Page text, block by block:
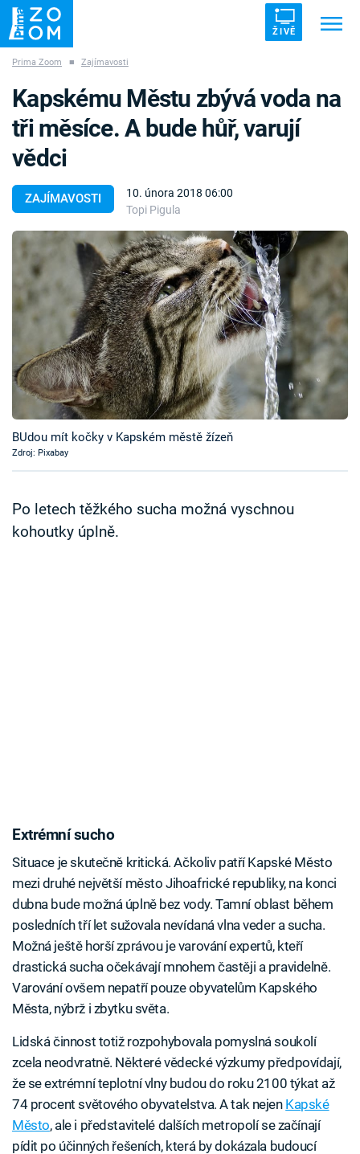
ŽIVĚ
ZÁHADY VETŘELCI DÁVNOVĚKU
Témata
Témata
Pořady
TV Program
Časopis
Sledujte prima+
Sledujte nás
Prima Zoom ■ Zajímavosti
ZAJÍMAVOSTI
10. února 2018 06:00
Topi Pigula
Kapskému Městu zbývá voda na
tři měsíce. A bude hůř, varují
vědci
BUdou mít kočky v Kapském městě žízeň
Zdroj: Pixabay
Po letech těžkého sucha možná vyschnou
kohoutky úplně.
Extrémní sucho
Situace je skutečně kritická. Ačkoliv patří Kapské Město
mezi druhé největší město Jihoafrické republiky, na konci
dubna bude možná úplně bez vody. Tamní oblast během
posledních tří let sužovala nevídaná vlna veder a sucha.
Možná ještě horší zprávou je varování expertů, kteří
drastická sucha očekávají mnohem častěji a pravidelně.
Varování ovšem nepatří pouze obyvatelům Kapského
Města, nýbrž i zbytku světa.
Lidská činnost totiž rozpohybovala pomyslná soukolí
zcela neodvratně. Některé vědecké výzkumy předpovídají,
že se extrémní teplotní vlny budou do roku 2100 týkat až
74 procent světového obyvatelstva. A tak nejen Kapské
Město, ale i představitelé dalších metropolí se začínají
pídit po účinných řešeních, která by dokázala budoucí